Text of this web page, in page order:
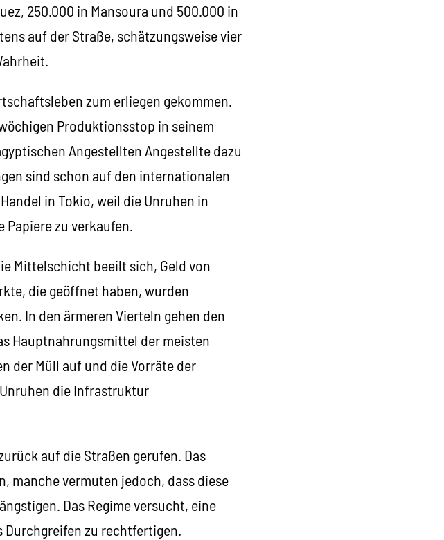
250.000 in Mansoura und 500.000 in
auf der Straße, schätzungsweise vier
zum erliegen gekommen.
Produktionsstop in seinem
Angestellten Angestellte dazu
sind schon auf den internationalen
in Tokio, weil die Unruhen in
zu verkaufen.
Mittelschicht beeilt sich, Geld von
die geöffnet haben, wurden
In den ärmeren Vierteln gehen den
Hauptnahrungsmittel der meisten
der Müll auf und die Vorräte der
die Infrastruktur
auf die Straßen gerufen. Das
manche vermuten jedoch, dass diese
Das Regime versucht, eine
Durchgreifen zu rechtfertigen.